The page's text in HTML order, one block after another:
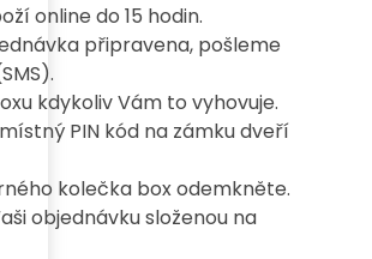
online do 15 hodin.
připravena, pošleme
kdykoliv Vám to vyhovuje.
PIN kód na zámku dveří
kolečka box odemkněte.
objednávku složenou na